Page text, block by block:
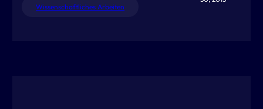
Wissenschaftliches Arbeiten